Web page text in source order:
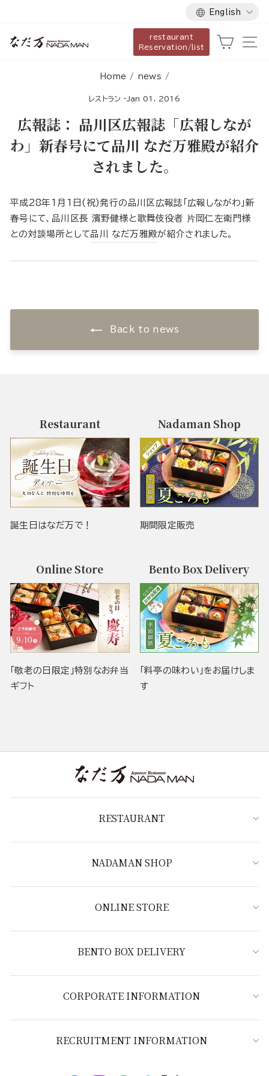
content
Language
English
restaurant
Reservation/list
Cart
Home / news /
レストラン · Jan 01, 2016
広報誌： 品川区広報誌「広報しなが
わ」新春号にて品川 なだ万雅殿が紹介
されました。
平成28年1月1日(祝)発行の品川区広報誌「広報しながわ」新
春号にて、品川区長 濱野健様と歌舞伎役者 片岡仁左衛門様
との対談場所として品川 なだ万雅殿が紹介されました。
Back to news
Restaurant
誕生日はなだ万で！
Nadaman Shop
期間限定販売
Online Store
「敬老の日限定」特別なお弁当
ギフト
Bento Box Delivery
「料亭の味わい」をお届けしま
す
RESTAURANT
NADAMAN SHOP
ONLINE STORE
BENTO BOX DELIVERY
CORPORATE INFORMATION
RECRUITMENT INFORMATION